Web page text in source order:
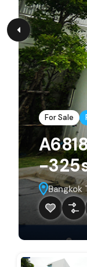
For Sale
-
Bangkok